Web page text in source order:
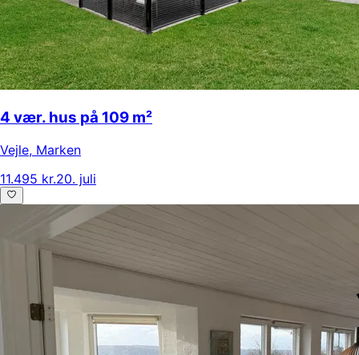
4 vær. hus på 109 m²
Vejle, Marken
11.495 kr.20. juli